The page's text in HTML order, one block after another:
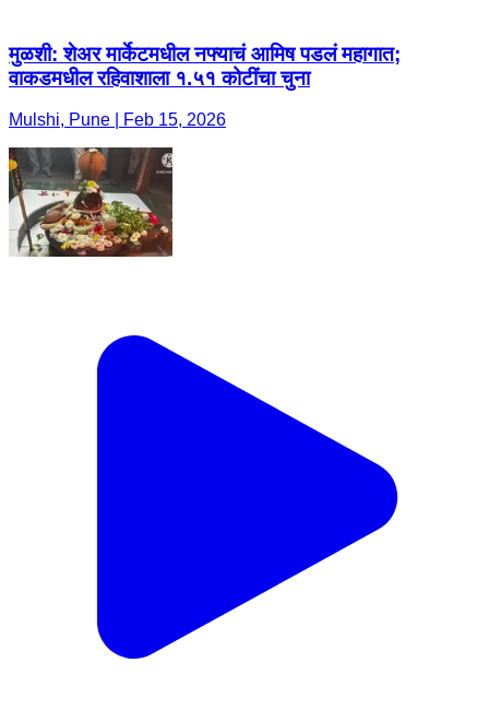
मुळशी: शेअर मार्केटमधील नफ्याचं आमिष पडलं महागात;
वाकडमधील रहिवाशाला १.५१ कोटींचा चुना
Mulshi, Pune | Feb 15, 2026